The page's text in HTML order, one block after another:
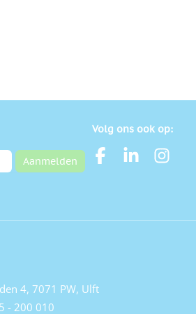
Aanmelden
Volg ons ook op:
4, 7071 PW, Ulft
- 200 010